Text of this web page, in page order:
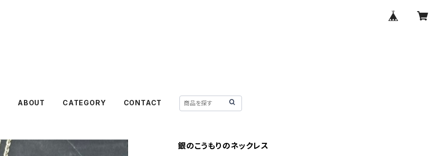
ABOUT CATEGORY CONTACT
銀のこうもりのネックレス